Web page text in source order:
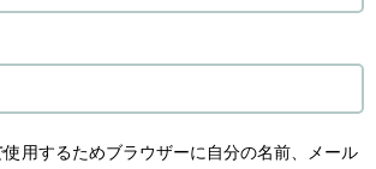
用するためブラウザーに自分の名前、メール